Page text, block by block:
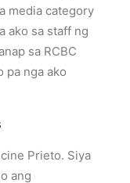
media category
ako sa staff ng
sa RCBC
pa nga ako
Prieto. Siya
ang